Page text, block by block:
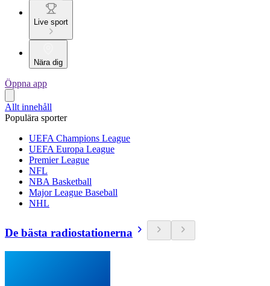
Live sport
Nära dig
Öppna app
Allt innehåll
Populära sporter
UEFA Champions League
UEFA Europa League
Premier League
NFL
NBA Basketball
Major League Baseball
NHL
De bästa radiostationerna